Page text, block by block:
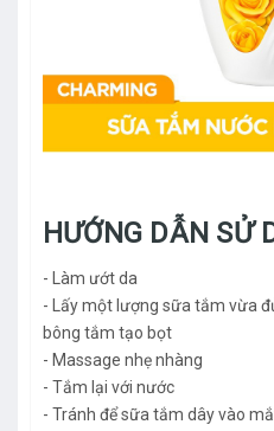
HƯỚNG DẪN SỬ
- Làm ướt da
- Lấy một lượng sữa tắm vừa
bông tắm tạo bọt
- Massage nhẹ nhàng
- Tắm lại với nước
- Tránh để sữa tắm dây vào